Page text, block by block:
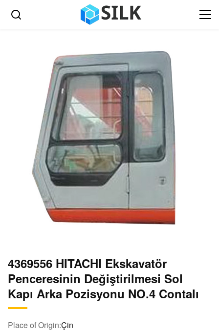
4369556 HITACHI Ekskavatör
Penceresinin Değiştirilmesi Sol
Kapı Arka Pozisyonu NO.4 Contalı
Place of Origin:Çin